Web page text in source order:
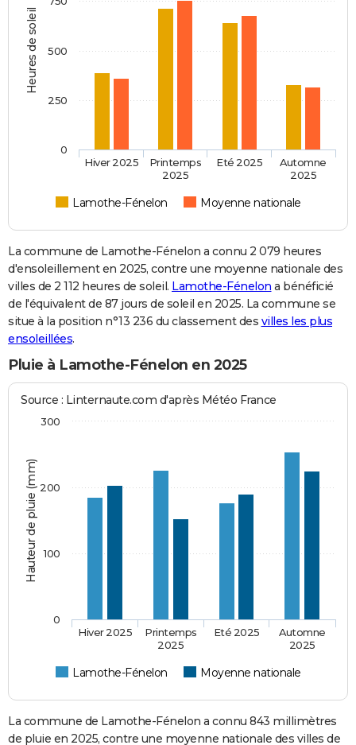
Heures de soleil
Lamothe-Fénelon Moyenne nationale
Hiver 2025
Printemps
2025
Eté 2025
Automne
2025
0
250
500
La commune de Lamothe-Fénelon a connu 2 079 heures
d'ensoleillement en 2025, contre une moyenne nationale des
villes de 2 112 heures de soleil. Lamothe-Fénelon a bénéficié
de l'équivalent de 87 jours de soleil en 2025. La commune se
situe à la position n°13 236 du classement des villes les plus
ensoleillées.
Pluie à Lamothe-Fénelon en 2025
Hauteur de pluie (mm)
Source : Linternaute.com d'après Météo France
Lamothe-Fénelon Moyenne nationale
Hiver 2025
Printemps
2025
Eté 2025
Automne
2025
0
100
200
300
La commune de Lamothe-Fénelon a connu 843 millimètres
de pluie en 2025, contre une moyenne nationale des villes de